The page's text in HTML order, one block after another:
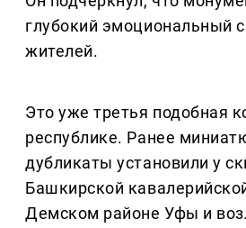
глубокий эмоциональный
жителей.
Это уже третья подобная
республике. Ранее
дубликаты установили у
Башкирской
Демском районе Уфы и